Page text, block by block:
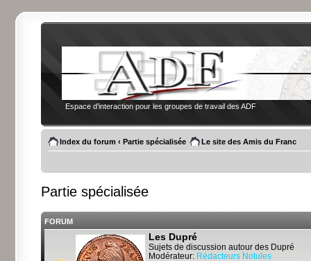
Espace d'interaction pour les groupes de travail des ADF
Index du forum ‹ Partie spécialisée Le site des Amis du Franc
Partie spécialisée
FORUM
Les Dupré
Sujets de discussion autour des Dupré
Modérateur: Rédacteurs Notules